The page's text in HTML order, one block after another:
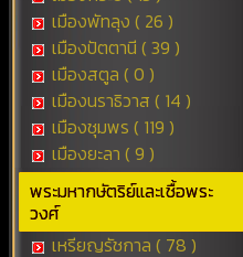
เมืองพัทลุง ( 26 )
เมืองปัตตานี ( 39 )
เมืองสตูล ( 0 )
เมืองนราธิวาส ( 14 )
เมืองชุมพร ( 119 )
เมืองยะลา ( 9 )
พระมหากษัตริย์และเชื้อพระ
วงศ์
เหรียญรัชกาล ( 78 )